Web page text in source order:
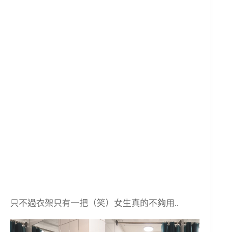
只不過衣架只有一把（笑）女生真的不夠用..